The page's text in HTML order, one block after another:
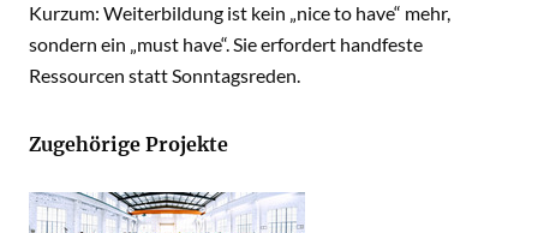
Kurzum: Weiterbildung ist kein „nice to have“ mehr,
sondern ein „must have“. Sie erfordert handfeste
Ressourcen statt Sonntagsreden.
Zugehörige Projekte